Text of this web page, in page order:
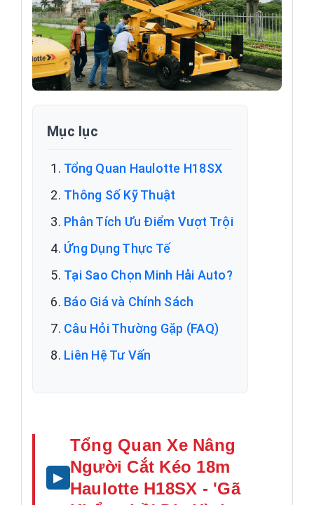
Mục lục
Tổng Quan Haulotte H18SX
Thông Số Kỹ Thuật
Phân Tích Ưu Điểm Vượt Trội
Ứng Dụng Thực Tế
Tại Sao Chọn Minh Hải Auto?
Báo Giá và Chính Sách
Câu Hỏi Thường Gặp (FAQ)
Liên Hệ Tư Vấn
Tổng Quan Xe Nâng
Người Cắt Kéo 18m
Haulotte H18SX - 'Gã